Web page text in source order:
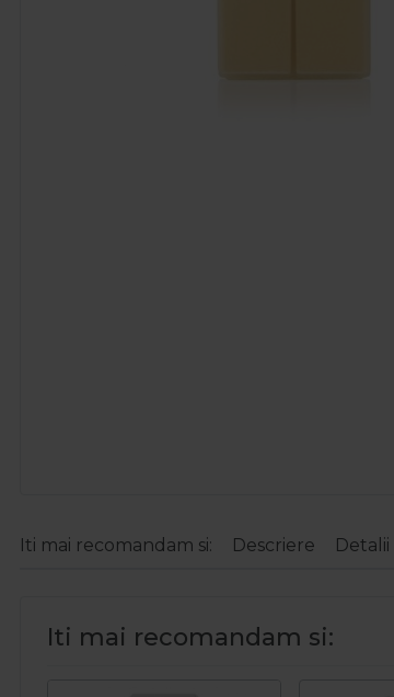
Iti mai recomandam si: Descriere Detalii
Iti mai recomandam si: